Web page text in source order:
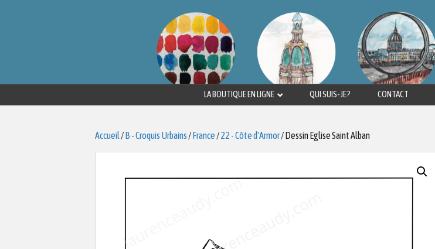
LA BOUTIQUE EN LIGNE QUI SUIS-JE? CONTACT
Accueil /B - Croquis Urbains /France /22 - Côte d'Armor/ Dessin Eglise Saint Alban